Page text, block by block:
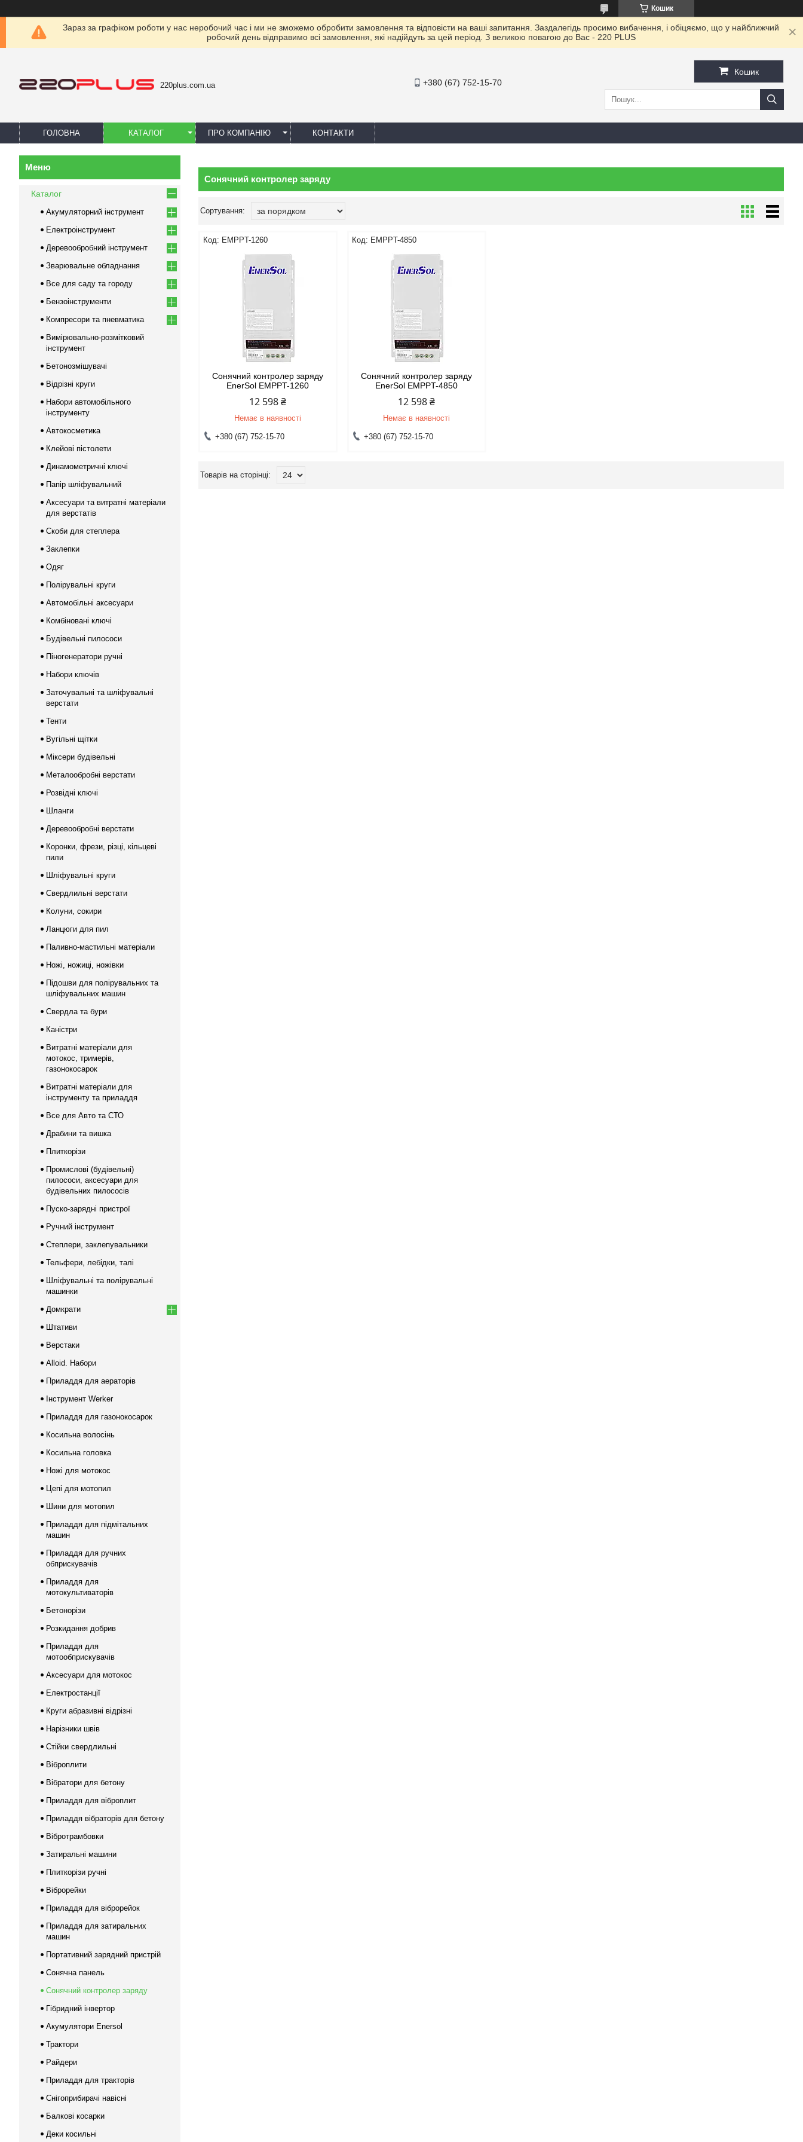
Кошик
Зараз за графіком роботи у нас неробочий час і ми не зможемо обробити замовлення та відповісти на ваші запитання. Заздалегідь просимо вибачення, і обіцяємо, що у найближчий
робочий день відправимо всі замовлення, які надійдуть за цей період. З великою повагою до Ваc - 220 PLUS
220plus.com.ua +380 (67) 752-15-70
Кошик
ГОЛОВНА КАТАЛОГ ПРО КОМПАНІЮ КОНТАКТИ
Сонячний контролер заряду
EMPPT-1260
Сонячний контролер заряду
EnerSol EMPPT-1260
12 598 ₴
Немає в наявності
+380 (67) 752-15-70
EMPPT-4850
Сонячний контролер заряду
EnerSol EMPPT-4850
12 598 ₴
Немає в наявності
+380 (67) 752-15-70
Каталог
Акумуляторний інструмент
Електроінструмент
Деревообробний інструмент
Зварювальне обладнання
Все для саду та городу
Бензоінструменти
Компресори та пневматика
Вимірювально-розмітковий
інструмент
Бетонозмішувачі
Відрізні круги
Набори автомобільного
інструменту
Автокосметика
Клейові пістолети
Динамометричні ключі
Папір шліфувальний
Аксесуари та витратні матеріали
для верстатів
Скоби для степлера
Заклепки
Одяг
Полірувальні круги
Автомобільні аксесуари
Комбіновані ключі
Будівельні пилососи
Піногенератори ручні
Набори ключів
Заточувальні та шліфувальні
верстати
Тенти
Вугільні щітки
Міксери будівельні
Металообробні верстати
Розвідні ключі
Шланги
Деревообробні верстати
Коронки, фрези, різці, кільцеві
пили
Шліфувальні круги
Свердлильні верстати
Колуни, сокири
Ланцюги для пил
Паливно-мастильні матеріали
Ножі, ножиці, ножівки
Підошви для полірувальних та
шліфувальних машин
Свердла та бури
Каністри
Витратні матеріали для
мотокос, тримерів,
газонокосарок
Витратні матеріали для
інструменту та приладдя
Все для Авто та СТО
Драбини та вишка
Плиткорізи
Промислові (будівельні)
пилососи, аксесуари для
будівельних пилососів
Пуско-зарядні пристрої
Ручний інструмент
Степлери, заклепувальники
Тельфери, лебідки, талі
Шліфувальні та полірувальні
машинки
Домкрати
Штативи
Верстаки
Alloid. Набори
Приладдя для аераторів
Інструмент Werker
Приладдя для газонокосарок
Косильна волосінь
Косильна головка
Ножі для мотокос
Цепі для мотопил
Шини для мотопил
Приладдя для підмітальних
машин
Приладдя для ручних
обприскувачів
Приладдя для
мотокультиваторів
Бетонорізи
Розкидання добрив
Приладдя для
мотообприскувачів
Аксесуари для мотокос
Електростанції
Круги абразивні відрізні
Нарізники швів
Стійки свердлильні
Віброплити
Вібратори для бетону
Приладдя для віброплит
Приладдя вібраторів для бетону
Вібротрамбовки
Затиральні машини
Плиткорізи ручні
Віброрейки
Приладдя для віброрейок
Приладдя для затиральних
машин
Портативний зарядний пристрій
Сонячна панель
Сонячний контролер заряду
Гібридний інвертор
Акумулятори Enersol
Трактори
Райдери
Приладдя для тракторів
Снігоприбирачі навісні
Балкові косарки
Деки косильні